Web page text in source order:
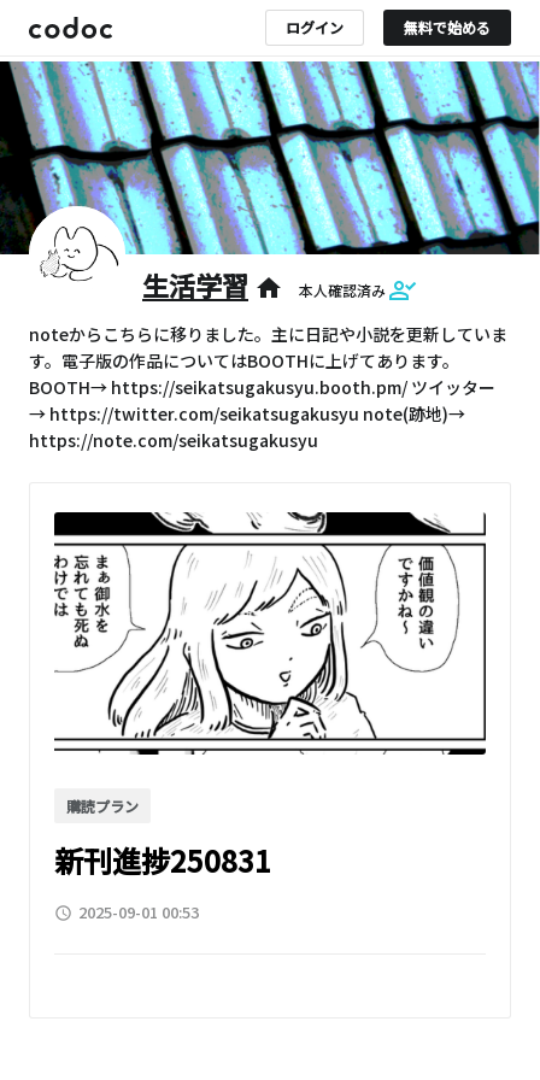
ログイン 無料で始める
生活学習 home 本人確認済み
noteからこちらに移りました。主に日記や小説を更新していま
す。電子版の作品についてはBOOTHに上げてあります。
BOOTH→ https://seikatsugakusyu.booth.pm/ ツイッター
→ https://twitter.com/seikatsugakusyu note(跡地)→
https://note.com/seikatsugakusyu
購読プラン
新刊進捗250831
access_time 2025-09-01 00:53